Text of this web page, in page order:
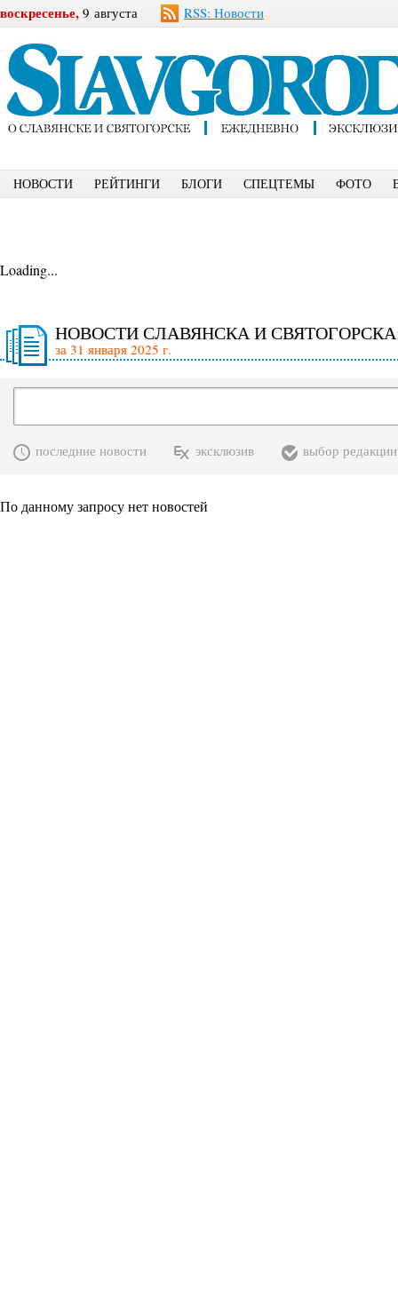
воскресенье, 9 августа RSS: Новости
НОВОСТИ РЕЙТИНГИ БЛОГИ СПЕЦТЕМЫ ФОТО
Loading...
НОВОСТИ СЛАВЯНСКА И
за 31 января 2025 г.
последние новости эксклюзив выбор редакции
По данному запросу нет новостей